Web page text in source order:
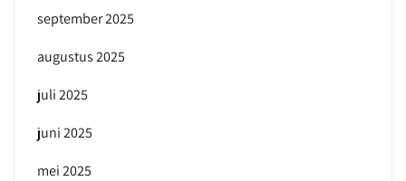
september 2025
augustus 2025
juli 2025
juni 2025
mei 2025